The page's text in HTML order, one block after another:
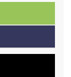
диаметра,
в тисках